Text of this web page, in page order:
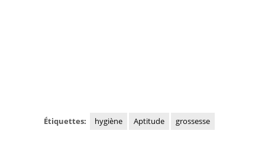
Étiquettes: hygiène Aptitude grossesse